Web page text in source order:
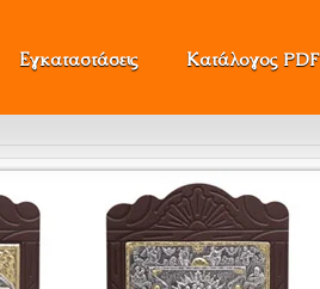
Εγκαταστάσεις Κατάλογος PDF